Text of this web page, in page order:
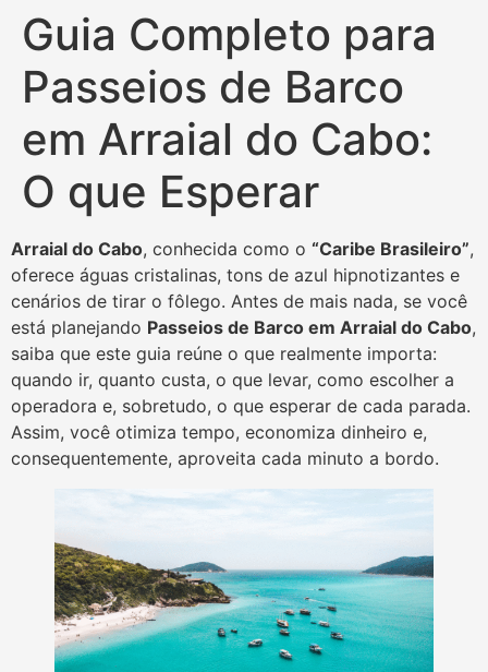
Guia Completo para
Passeios de Barco
em Arraial do Cabo:
O que Esperar
Arraial do Cabo, conhecida como o “Caribe Brasileiro”,
oferece águas cristalinas, tons de azul hipnotizantes e
cenários de tirar o fôlego. Antes de mais nada, se você
está planejando Passeios de Barco em Arraial do Cabo,
saiba que este guia reúne o que realmente importa:
quando ir, quanto custa, o que levar, como escolher a
operadora e, sobretudo, o que esperar de cada parada.
Assim, você otimiza tempo, economiza dinheiro e,
consequentemente, aproveita cada minuto a bordo.